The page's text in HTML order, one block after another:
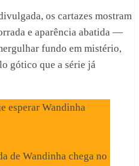
os cartazes mostram
e aparência abatida —
fundo em mistério,
gótico que a série já
esperar Wandinha
de Wandinha chega no